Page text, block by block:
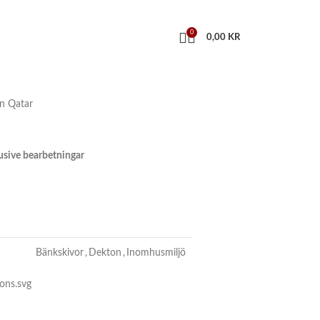
0
0,00 KR
Qatar
bearbetningar
Bänkskivor , Dekton , Inomhusmiljö